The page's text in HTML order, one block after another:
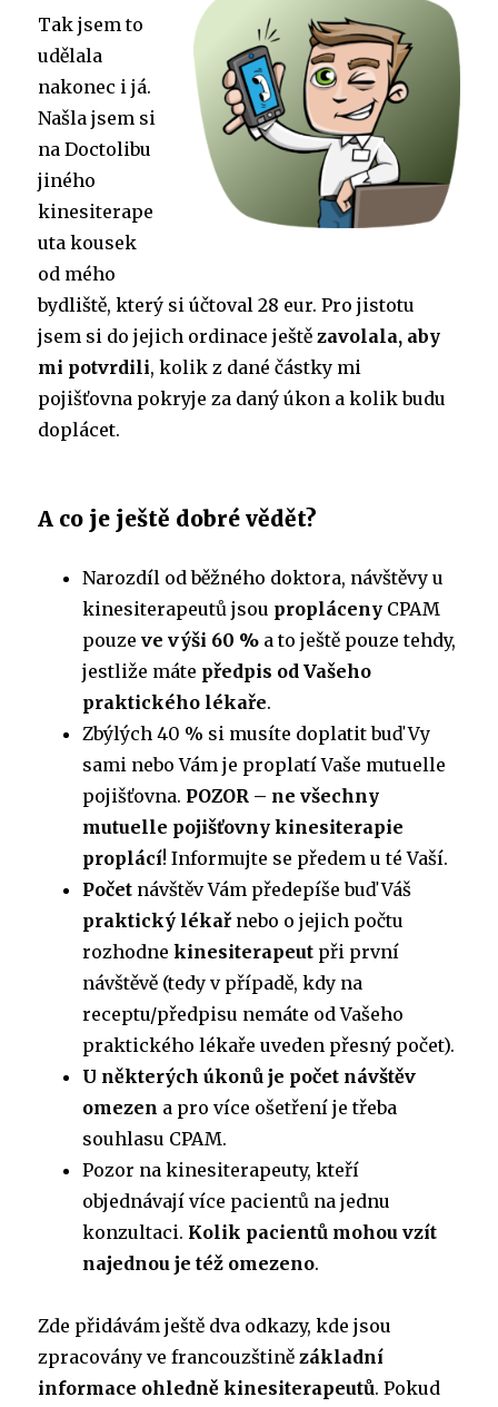
Tak jsem to
udělala
nakonec i já.
Našla jsem si
na Doctolibu
jiného
kinesiterape
uta kousek
od mého
bydliště, který si účtoval 28 eur. Pro jistotu
jsem si do jejich ordinace ještězavolala, aby
mi potvrdili, kolik z dané částky mi
pojišťovna pokryje za daný úkon a kolik budu
doplácet.
A co je ještě dobré vědět?
Narozdíl od běžného doktora, návštěvy u
kinesiterapeutů jsou propláceny CPAM
pouzeve výši 60 % a to ještě pouze tehdy,
jestliže máte předpis od Vašeho
praktického lékaře.
Zbýlých 40 % si musíte doplatit buď Vy
sami nebo Vám je proplatí Vaše mutuelle
pojišťovna. POZOR – ne všechny
mutuelle pojišťovny kinesiterapie
proplácí! Informujte se předem u té Vaší.
Počet návštěv Vám předepíše buď Váš
praktický lékař nebo o jejich počtu
rozhodnekinesiterapeut při první
návštěvě (tedy v případě, kdy na
receptu/předpisu nemáte od Vašeho
praktického lékaře uveden přesný počet).
U některých úkonů je počet návštěv
omezen a pro více ošetření je třeba
souhlasu CPAM.
Pozor na kinesiterapeuty, kteří
objednávají více pacientů na jednu
konzultaci. Kolik pacientů mohou vzít
najednou je též omezeno.
Zde přidávám ještě dva odkazy, kde jsou
zpracovány ve francouzštinězákladní
informace ohledně kinesiterapeutů. Pokud